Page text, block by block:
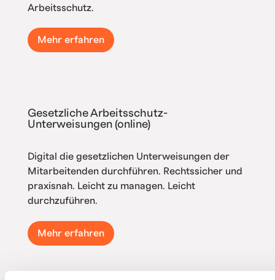
Arbeitsschutz.
Mehr erfahren
Gesetzliche Arbeitsschutz-
Unterweisungen (online)
Digital die gesetzlichen Unterweisungen der
Mitarbeitenden durchführen. Rechtssicher und
praxisnah. Leicht zu managen. Leicht
durchzuführen.
Mehr erfahren